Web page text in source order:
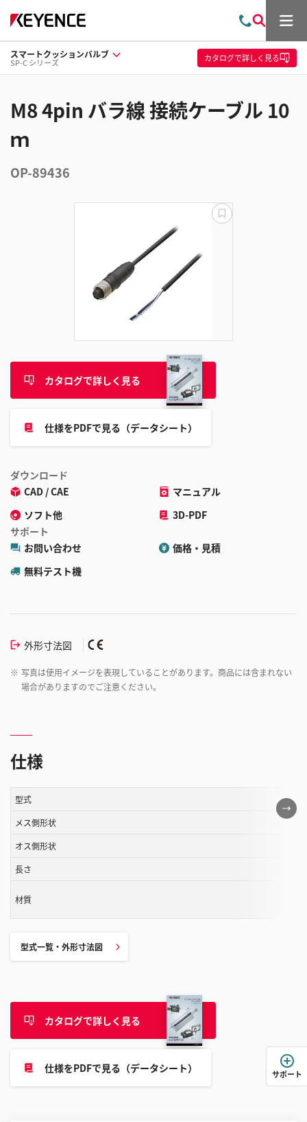
問
い
合
わ
索
メ
ュ
ー
スマートクッションバルブ
SP-C シリーズ カタログで詳しく見る
M8 4pin バラ線 接続ケーブル 10
ｍ
OP-89436
カタログで詳しく見る
仕様をPDFで見る（データシート）
ダウンロード
CAD / CAE
マニュアル
ソフト他
3D-PDF
サポート
お問い合わせ
価格・見積
無料テスト機
外形寸法図
※ 写真は使用イメージを表現していることがあります。商品には含まれない
場合がありますのでご注意ください。
更
新
仕様
こ
の
き
ま
す
型式
メス側形状
オス側形状
長さ
材質
型式一覧・外形寸法図
カタログで詳しく見る
仕様をPDFで見る（データシート） サポート